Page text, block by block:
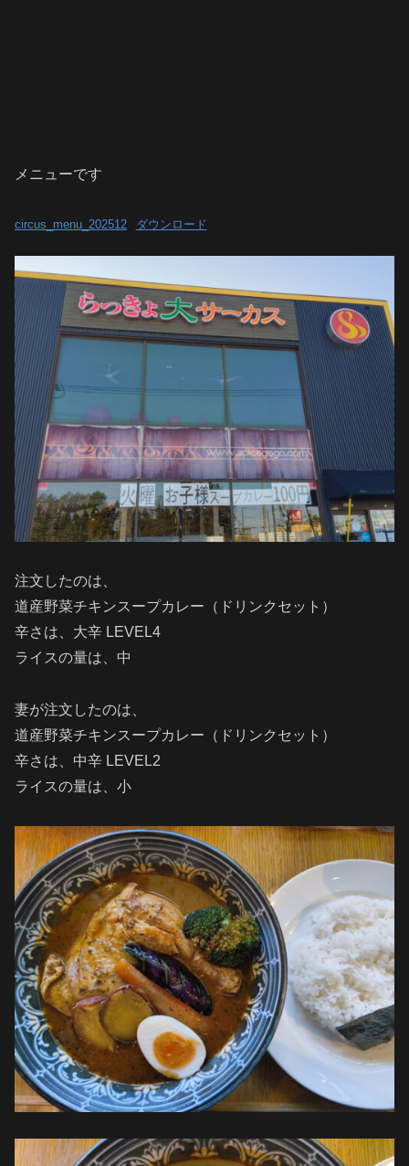
メニューです
circus_menu_202512 ダウンロード
注文したのは、
道産野菜チキンスープカレー（ドリンクセット）
辛さは、大辛 LEVEL4
ライスの量は、中
妻が注文したのは、
道産野菜チキンスープカレー（ドリンクセット）
辛さは、中辛 LEVEL2
ライスの量は、小